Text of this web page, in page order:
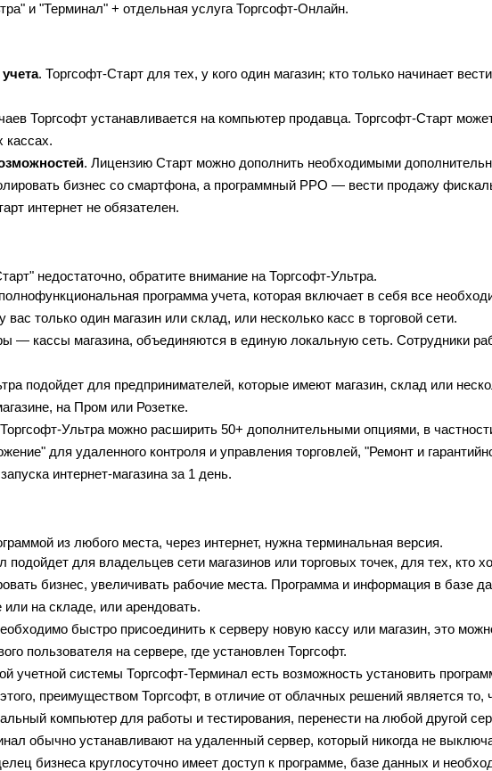
и "Терминал" + отдельная услуга Торгсофт-Онлайн.
. Торгсофт-Старт для тех, у кого один магазин; кто только начинает
Торгсофт устанавливается на компьютер продавца. Торгсофт-Старт
кассах.
. Лицензию Старт можно дополнить необходимыми
бизнес со смартфона, а программный РРО — вести продажу
интернет не обязателен.
недостаточно, обратите внимание на Торгсофт-Ультра.
программа учета, которая включает в себя все
вас только один магазин или склад, или несколько касс в торговой сети.
— кассы магазина, объединяются в единую локальную сеть. Сотрудники
подойдет для предпринимателей, которые имеют магазин, склад или
на Пром или Розетке.
Ультра можно расширить 50+ дополнительными опциями, в
для удаленного контроля и управления торговлей, "Ремонт и
интернет-магазина за 1 день.
из любого места, через интернет, нужна терминальная версия.
подойдет для владельцев сети магазинов или торговых точек, для тех, кто
бизнес, увеличивать рабочие места. Программа и информация в базе
на складе, или арендовать.
быстро присоединить к серверу новую кассу или магазин, это
пользователя на сервере, где установлен Торгсофт.
учетной системы Торгсофт-Терминал есть возможность установить
преимуществом Торгсофт, в отличие от облачных решений является
компьютер для работы и тестирования, перенести на любой другой
обычно устанавливают на удаленный сервер, который никогда не
бизнеса круглосуточно имеет доступ к программе, базе данных и